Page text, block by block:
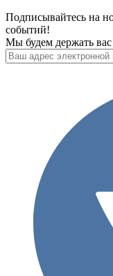
Подписывайтесь на
событий!
Мы будем держать